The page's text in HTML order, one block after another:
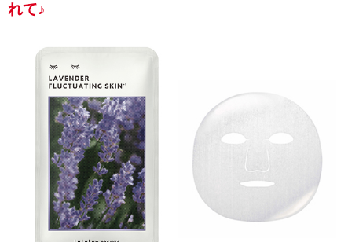
れて♪